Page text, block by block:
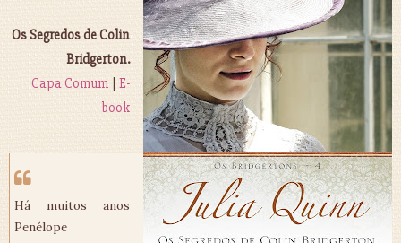
Os Segredos de Colin
Bridgerton.
Capa Comum
E-
book
Há muitos anos
Penélope